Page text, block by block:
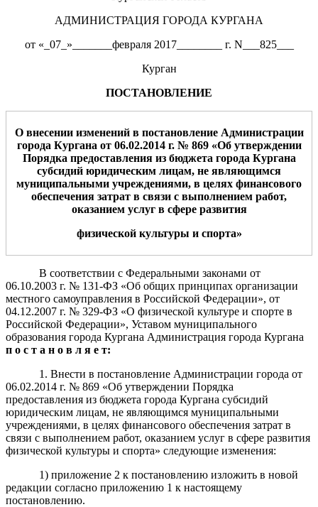
АДМИНИСТРАЦИЯ ГОРОДА КУРГАНА
от «_07_»_______февраля 2017________ г. N___825___
Курган
ПОСТАНОВЛЕНИЕ
О внесении изменений в постановление Администрации
города Кургана от 06.02.2014г.№ 869«Об утверждении
Порядка предоставления из бюджета города Кургана
субсидий юридическим лицам, не являющимся
муниципальными учреждениями, в целях финансового
обеспечения затрат в связи с выполнением работ,
оказанием услуг в сфере развития
физической культуры и спорта»
В соответствии с Федеральными законами от
06.10.2003 г. № 131-ФЗ «Об общих принципах организации
местного самоуправления в Российской Федерации», от
04.12.2007 г. № 329-ФЗ «О физической культуре и спорте в
Российской Федерации», Уставом муниципального
образования города Кургана Администрация города Кургана
п о с т а н о в л я е т:
1. Внести в постановление Администрации города от
06.02.2014 г. № 869 «Об утверждении Порядка
предоставления из бюджета города Кургана субсидий
юридическим лицам, не являющимся муниципальными
учреждениями, в целях финансового обеспечения затрат в
связи с выполнением работ, оказанием услуг в сфере развития
физической культуры и спорта» следующие изменения:
1) приложение 2 к постановлению изложить в новой
редакции согласно приложению 1 к настоящему
постановлению.